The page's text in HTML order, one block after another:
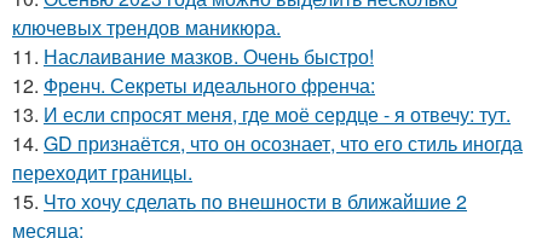
ключевых трендов маникюра.
11. Наслаивание мазков. Очень быстро!
12. Френч. Секреты идеального френча:
13. И если спросят меня, где моё сердце - я отвечу: тут.
14. GD признаётся, что он осознает, что его стиль иногда
переходит границы.
15. Что хочу сделать по внешности в ближайшие 2
месяца: